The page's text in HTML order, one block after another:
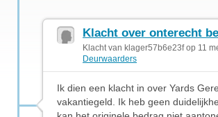
Klacht over onterecht
Klacht van klager57b6e23f op 11
Deurwaarders
Ik dien een klacht in over Yards
vakantiegeld. Ik heb geen